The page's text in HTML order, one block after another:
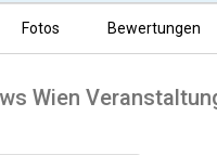
Fotos Bewertungen
Wien